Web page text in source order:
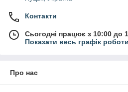
Контакти
Сьогодні працює з 10:00 до
Показати весь графік роботи
Про нас